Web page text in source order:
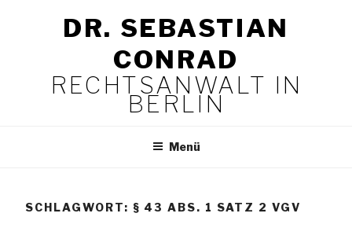
DR. SEBASTIAN
CONRAD
RECHTSANWALT IN
BERLIN
Menü
SCHLAGWORT: § 43 ABS. 1 SATZ 2 VGV